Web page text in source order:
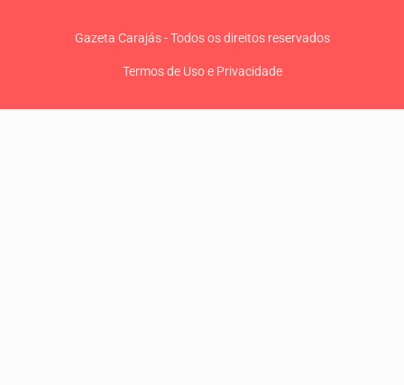
Gazeta Carajás - Todos os direitos reservados
Termos de Uso e Privacidade